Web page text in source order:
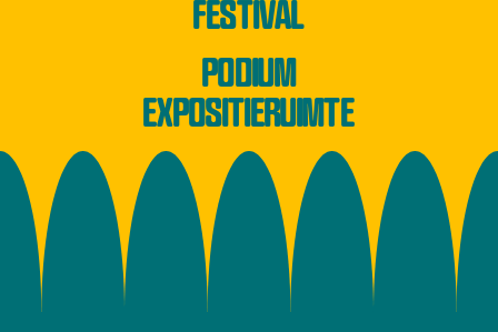
FESTIVAL
PODIUM
EXPOSITIERUIMTE